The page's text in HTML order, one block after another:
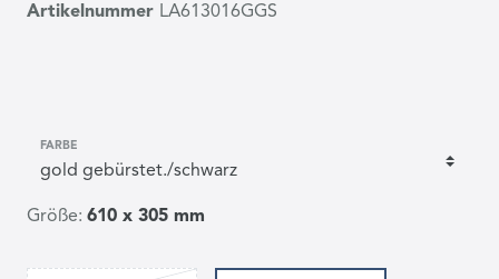
Artikelnummer LA613016GGS
FARBE
Größe: 610 x 305 mm